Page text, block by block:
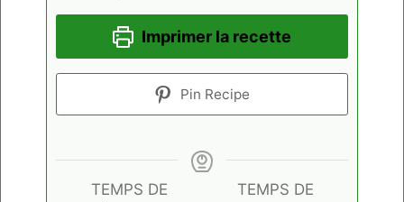
Imprimer la recette
Pin Recipe
TEMPS DE
TEMPS DE